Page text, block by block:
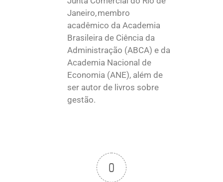
Janeiro, membro
acadêmico da Academia
Brasileira de Ciência da
Administração (ABCA) e da
Academia Nacional de
Economia (ANE), além de
ser autor de livros sobre
gestão.
0